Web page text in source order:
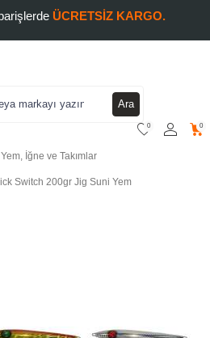
ÜCRETSİZ KARGO.
Ara
0 0
İğne ve Takımlar
Switch 200gr Jig Suni Yem